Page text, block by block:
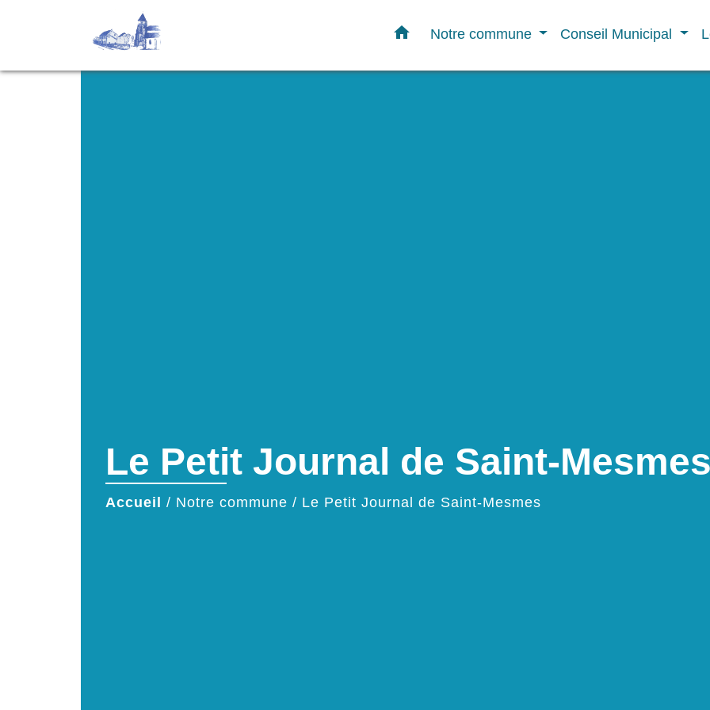
home Notre commune Conseil Municipal
Le Petit Journal de Saint-
Accueil / Notre commune / Le Petit Journal de Saint-Mesmes